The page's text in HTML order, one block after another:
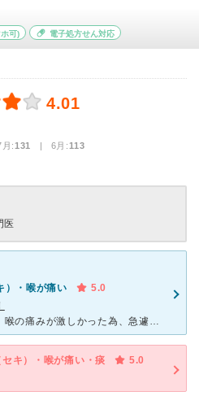
可) 電子処方せん対応
4.01
:131 | 6月:113
医
）・喉が痛い
5.0
帰省中に風邪を引いてしまい、喉の痛みが激しかった為、急遽受診しました。 街中の医院なので、駐車場は狭く感じますが、建物は新しく清潔感があります。 待合室は広くなく、席はあまりありません。 受
キ）・喉が痛い・痰
5.0